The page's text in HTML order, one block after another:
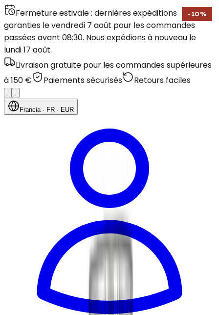
Fermeture estivale : dernières expéditions
garanties le vendredi 7 août pour les commandes
passées avant 08:30. Nous expédions à nouveau le
lundi 17 août.
Livraison gratuite pour les commandes supérieures
à 150 €
Paiements sécurisés Retours faciles
Francia· FR · EUR
- 10 %